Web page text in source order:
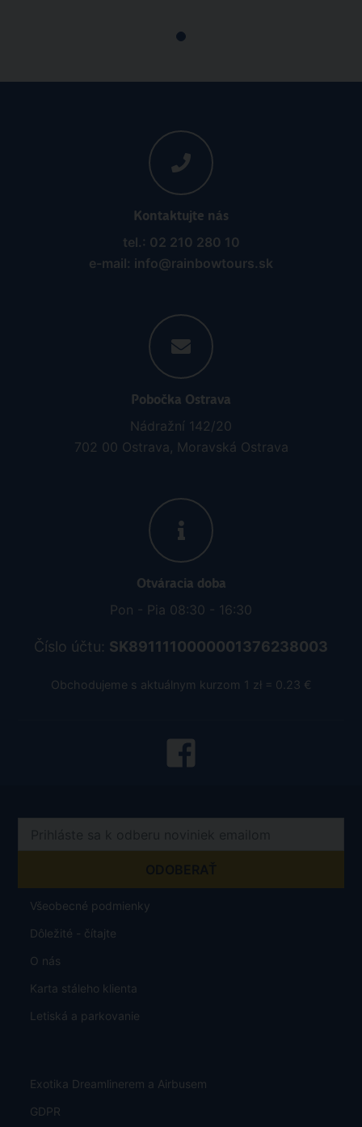
Kontaktujte nás
tel.: 02 210 280 10
e-mail: info@rainbowtours.sk
Pobočka Ostrava
Nádražní 142/20
702 00 Ostrava, Moravská Ostrava
Otváracia doba
Pon - Pia 08:30 - 16:30
Číslo účtu: SK8911110000001376238003
Obchodujeme s aktuálnym kurzom 1 zł = 0.23 €
Všeobecné podmienky
Dôležité - čítajte
O nás
Karta stáleho klienta
Letiská a parkovanie
Exotika Dreamlinerem a Airbusem
GDPR